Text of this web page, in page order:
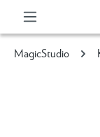
MagicStudio